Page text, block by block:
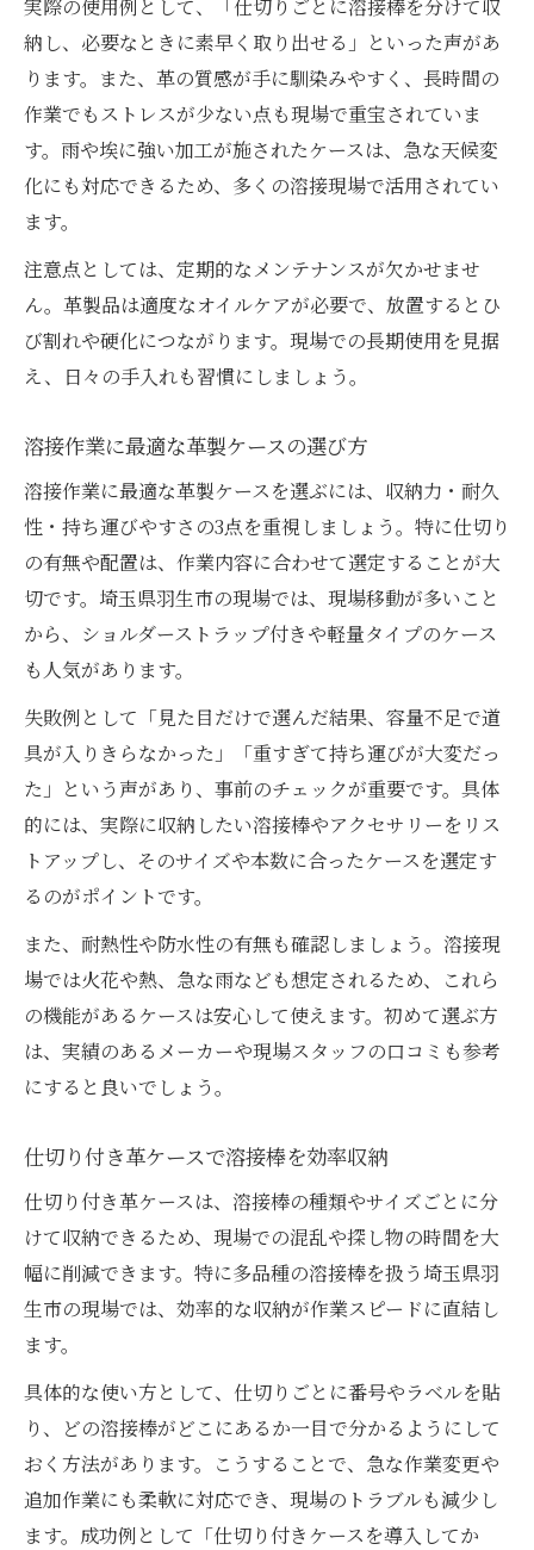
実際の使用例として、「仕切りごとに溶接棒を分けて収
納し、必要なときに素早く取り出せる」といった声があ
ります。また、革の質感が手に馴染みやすく、長時間の
作業でもストレスが少ない点も現場で重宝されていま
す。雨や埃に強い加工が施されたケースは、急な天候変
化にも対応できるため、多くの溶接現場で活用されてい
ます。
注意点としては、定期的なメンテナンスが欠かせませ
ん。革製品は適度なオイルケアが必要で、放置するとひ
び割れや硬化につながります。現場での長期使用を見据
え、日々の手入れも習慣にしましょう。
溶接作業に最適な革製ケースの選び方
溶接作業に最適な革製ケースを選ぶには、収納力・耐久
性・持ち運びやすさの3点を重視しましょう。特に仕切り
の有無や配置は、作業内容に合わせて選定することが大
切です。埼玉県羽生市の現場では、現場移動が多いこと
から、ショルダーストラップ付きや軽量タイプのケース
も人気があります。
失敗例として「見た目だけで選んだ結果、容量不足で道
具が入りきらなかった」「重すぎて持ち運びが大変だっ
た」という声があり、事前のチェックが重要です。具体
的には、実際に収納したい溶接棒やアクセサリーをリス
トアップし、そのサイズや本数に合ったケースを選定す
るのがポイントです。
また、耐熱性や防水性の有無も確認しましょう。溶接現
場では火花や熱、急な雨なども想定されるため、これら
の機能があるケースは安心して使えます。初めて選ぶ方
は、実績のあるメーカーや現場スタッフの口コミも参考
にすると良いでしょう。
仕切り付き革ケースで溶接棒を効率収納
仕切り付き革ケースは、溶接棒の種類やサイズごとに分
けて収納できるため、現場での混乱や探し物の時間を大
幅に削減できます。特に多品種の溶接棒を扱う埼玉県羽
生市の現場では、効率的な収納が作業スピードに直結し
ます。
具体的な使い方として、仕切りごとに番号やラベルを貼
り、どの溶接棒がどこにあるか一目で分かるようにして
おく方法があります。こうすることで、急な作業変更や
追加作業にも柔軟に対応でき、現場のトラブルも減少し
ます。成功例として「仕切り付きケースを導入してか